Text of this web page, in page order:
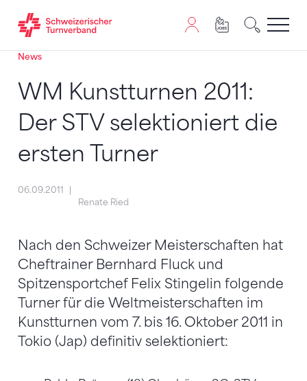
Zum Inhalt springen
Zur Sitemap navigieren
Zum Navigieren dieser Seite wird JavaScript benötigt.
News
WM Kunstturnen 2011:
Der STV selektioniert die
ersten Turner
06.09.2011
Renate Ried
Nach den Schweizer Meisterschaften hat
Cheftrainer Bernhard Fluck und
Spitzensportchef Felix Stingelin folgende
Turner für die Weltmeisterschaften im
Kunstturnen vom 7. bis 16. Oktober 2011 in
Tokio (Jap) definitiv selektioniert: